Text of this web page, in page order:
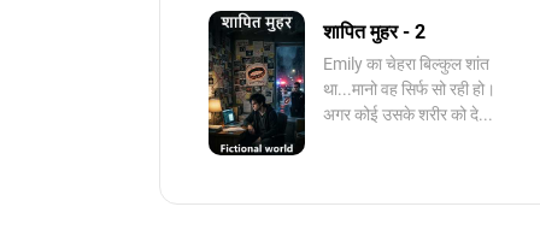
शापित मुहर - 2
Emily का चेहरा बिल्कुल शांत
था...मानो वह सिर्फ सो रही हो।
अगर कोई उसके शरीर को दे...